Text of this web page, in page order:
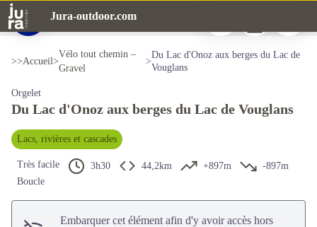
Jura-outdoor.comLac Onoz - Mairie Onoz
Voir l'image en plein écran
>>Accueil>
Vélo tout chemin –
Gravel
>
Du Lac d'Onoz aux berges du Lac de
Vouglans
Orgelet
Du Lac d'Onoz aux berges du Lac de Vouglans
Lacs, rivières et cascades
Très facile 3h30 44,2km +897m
-897m
Boucle
Embarquer cet élément afin d'y avoir accès hors